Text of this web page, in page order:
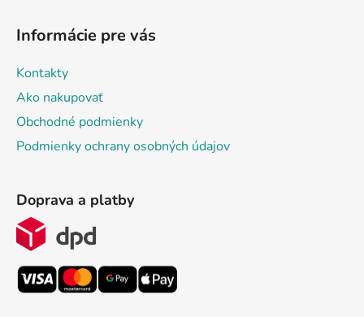
Informácie pre vás
Kontakty
Ako nakupovať
Obchodné podmienky
Podmienky ochrany osobných údajov
Doprava a platby